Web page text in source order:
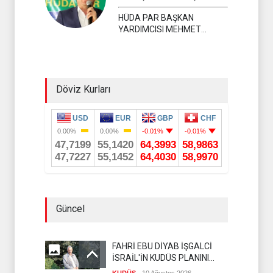
HÜDA PAR BAŞKAN
YARDIMCISI MEHMET
Döviz Kurları
Güncel
FAHRİ EBU DİYAB İŞGALCİ
İSRAİL'İN KUDÜS PLANINI
DEŞİFRE ETTİ